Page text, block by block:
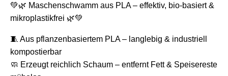
💚🌿 Maschenschwamm aus PLA – effektiv, bio-basiert &
mikroplastikfrei 🌿💚
🧵 Aus pflanzenbasiertem PLA – langlebig & industriell
kompostierbar
🧼 Erzeugt reichlich Schaum – entfernt Fett & Speisereste